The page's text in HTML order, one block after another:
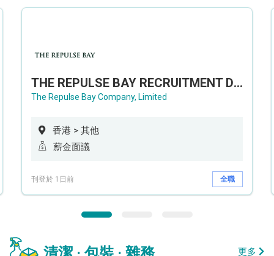
THE REPULSE BAY RECRUITMENT DAY 淺水灣影灣園人才招聘會
The Repulse Bay Company, Limited
香港 > 其他
薪金面議
刊登於 1日前 全職
更多